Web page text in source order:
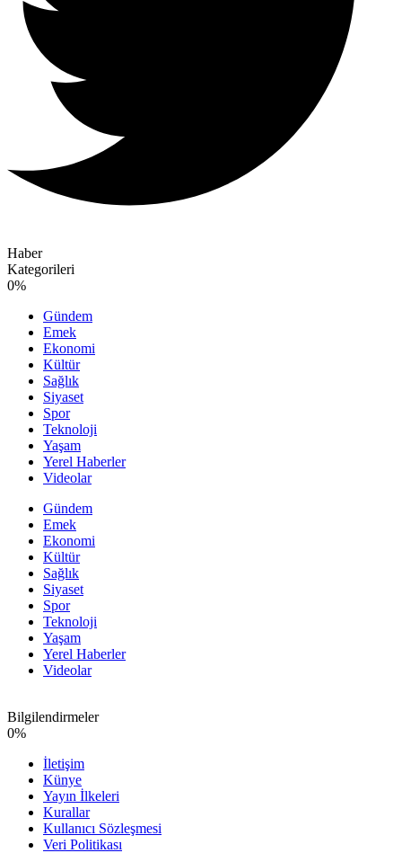
Haber
Kategorileri
0%
Gündem
Emek
Ekonomi
Kültür
Sağlık
Siyaset
Spor
Teknoloji
Yaşam
Yerel Haberler
Videolar
Gündem
Emek
Ekonomi
Kültür
Sağlık
Siyaset
Spor
Teknoloji
Yaşam
Yerel Haberler
Videolar
Bilgilendirmeler
0%
İletişim
Künye
Yayın İlkeleri
Kurallar
Kullanıcı Sözleşmesi
Veri Politikası